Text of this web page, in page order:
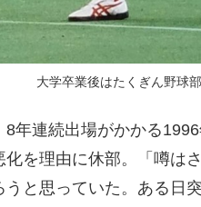
大学卒業後はたくぎん野球
年連続出場がかかる
を理由に休部。「噂は
と思っていた。ある日